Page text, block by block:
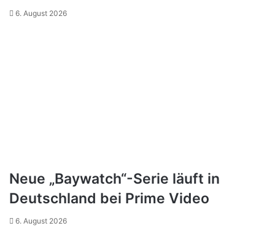
6. August 2026
Neue „Baywatch“-Serie läuft in
Deutschland bei Prime Video
6. August 2026